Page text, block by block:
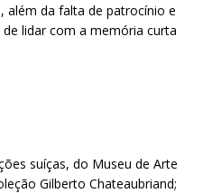
além da falta de patrocínio e
lidar com a memória curta
suíças, do Museu de Arte
Gilberto Chateaubriand;